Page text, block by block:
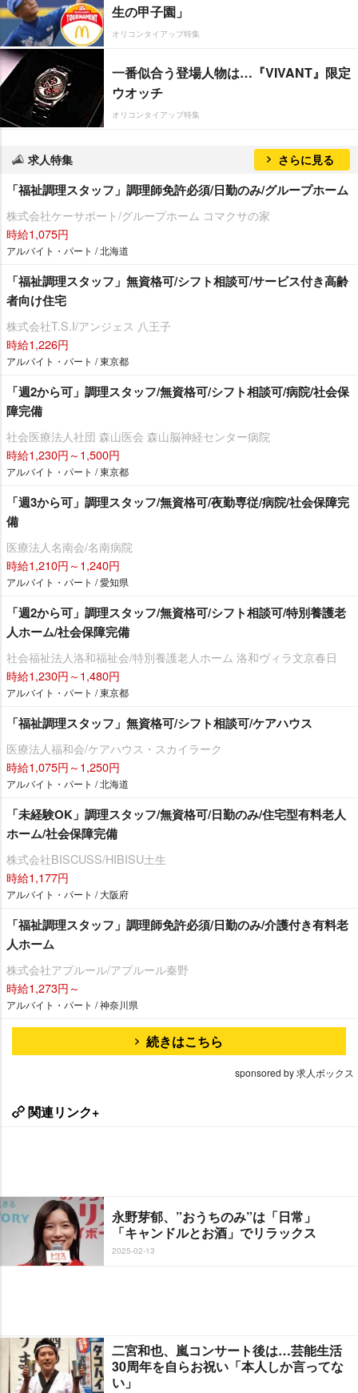
生の甲子園」
オリコンタイアップ特集
一番似合う登場人物は…『VIVANT』限定
ウオッチ
オリコンタイアップ特集
求人特集 さらに見る
「福祉調理スタッフ」調理師免許必須/日勤のみ/グループホーム
株式会社ケーサポート/グループホーム コマクサの家
時給1,075円
アルバイト・パート / 北海道
「福祉調理スタッフ」無資格可/シフト相談可/サービス付き高齢
者向け住宅
株式会社T.S.I/アンジェス 八王子
時給1,226円
アルバイト・パート / 東京都
「週2から可」調理スタッフ/無資格可/シフト相談可/病院/社会保
障完備
社会医療法人社団 森山医会 森山脳神経センター病院
時給1,230円～1,500円
アルバイト・パート / 東京都
「週3から可」調理スタッフ/無資格可/夜勤専従/病院/社会保障完
備
医療法人名南会/名南病院
時給1,210円～1,240円
アルバイト・パート / 愛知県
「週2から可」調理スタッフ/無資格可/シフト相談可/特別養護老
人ホーム/社会保障完備
社会福祉法人洛和福祉会/特別養護老人ホーム 洛和ヴィラ文京春日
時給1,230円～1,480円
アルバイト・パート / 東京都
「福祉調理スタッフ」無資格可/シフト相談可/ケアハウス
医療法人福和会/ケアハウス・スカイラーク
時給1,075円～1,250円
アルバイト・パート / 北海道
「未経験OK」調理スタッフ/無資格可/日勤のみ/住宅型有料老人
ホーム/社会保障完備
株式会社BISCUSS/HIBISU土生
時給1,177円
アルバイト・パート / 大阪府
「福祉調理スタッフ」調理師免許必須/日勤のみ/介護付き有料老
人ホーム
株式会社アプルール/アプルール秦野
時給1,273円～
アルバイト・パート / 神奈川県
続きはこちら
sponsored by 求人ボックス
関連リンク+
永野芽郁、”おうちのみ”は「日常」
「キャンドルとお酒」でリラックス
2025-02-13
二宮和也、嵐コンサート後は…芸能生活
30周年を自らお祝い「本人しか言ってな
い」